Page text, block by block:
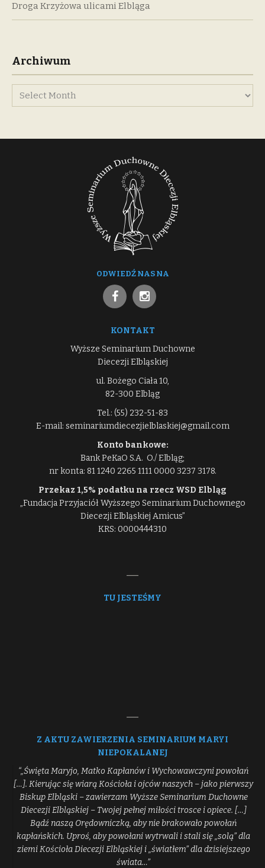
Droga Krzyżowa ulicami Elbląga
Archiwum
ODWIEDŹ NAS NA
KONTAKT
Wyższe Seminarium Duchowne
Diecezji Elbląskiej
ul. Bożego Ciała 10,
82-300 Elbląg
Tel.: (55) 232-51-83
E-mail: seminariumdiecezjielblaskiej@gmail.com
Konto bankowe:
Bank PeKaO S.A. O./ Elbląg;
nr konta: 81 1240 2265 1111 0000 3237 3178.
Przekaz 1,5% podatku na rzecz WSD Elbląg
„Fundacja Przyjaciół Wyższego Seminarium Duchownego
Diecezji Elbląskiej Amicus”
KRS: 0000444310
TU JESTEŚMY
Z AKTU ZAWIERZENIA SEMINARIUM MARYI
NIEPOKALANEJ
“„Święta Maryjo, Matko Kapłanów i Wychowawczyni powołań
[…]. Kierując się wiarą Kościoła i ojców naszych – jako pierwszy
Biskup Elbląski – zawierzam Wyższe Seminarium Duchowne
Diecezji Elbląskiej – Twojej pełnej miłości trosce i opiece. […]
Bądź naszą Orędowniczką, aby nie brakowało powołań
kapłańskich. Uproś, aby powołani wytrwali i stali się „solą” dla
ziemi Kościoła Diecezji Elbląskiej i „światłem” dla dzisiejszego
świata…”